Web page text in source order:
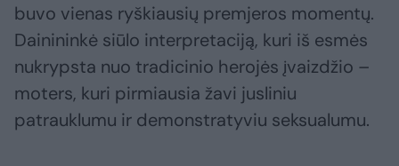
buvo vienas ryškiausių premjeros momentų.
Dainininkė siūlo interpretaciją, kuri iš esmės
nukrypsta nuo tradicinio herojės įvaizdžio –
moters, kuri pirmiausia žavi jusliniu
patrauklumu ir demonstratyviu seksualumu.